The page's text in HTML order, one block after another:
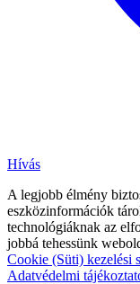
Hívás
A legjobb élmény
eszközinformációk
technológiáknak az
jobbá tehessünk
Cookie (Süti) kezelési
Adatvédelmi